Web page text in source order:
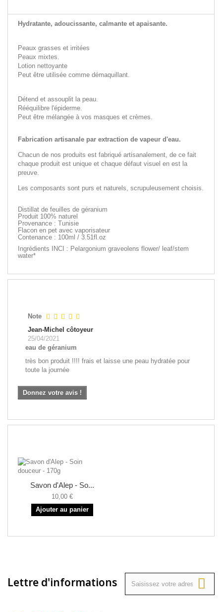
Hydratante, adoucissante, calmante et apaisante.
Peaux grasses et irritées
Peaux mixtes.
Lotion nettoyante
Peut être utilisée comme démaquillant.
Détend et assouplit la peau.
Rééquilibre l'épiderme.
Peut être mélangée à vos masques et crèmes.
Fabrication artisanale par extraction de vapeur d'eau.
Chacun de nos produits est fabriqué artisanalement, de ce fait
chaque produit est unique et chaque défaut visuel en est la
preuve.
Les composants sont purs et naturels, scrupuleusement choisis.
Distillat de feuilles de géranium
Produit 100% naturel
Provenance : Tunisie
Flacon en pet avec vaporisateur
Contenance : 100ml / 3.51fl.oz
Ingrédients INCI : Pelargonium graveolens flower/ leaf/stem
water*
Note
Jean-Michel côtoyeur
25/04/2021
eau de géranium
très bon produit !!!! frais et laisse une peau hydratée pour
toute la journée
Donnez votre avis !
Savon d'Alep - So...
10,00 €
Ajouter au panier
Lettre d'informations